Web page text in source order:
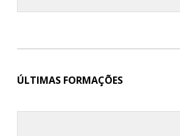
ÚLTIMAS FORMAÇÕES